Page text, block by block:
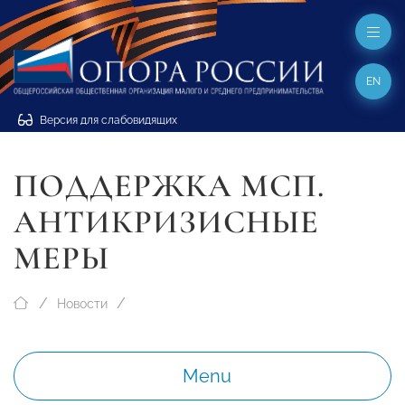
Версия для слабовидящих
EN
ПОДДЕРЖКА МСП.
АНТИКРИЗИСНЫЕ
МЕРЫ
Новости
Menu